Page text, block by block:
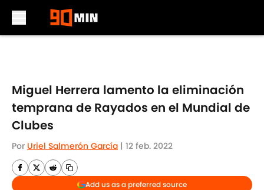
Miguel Herrera lamento la eliminación
temprana de Rayados en el Mundial de
Clubes
Por Uriel Salmerón García | 12 feb. 2022
Add us as a preferred source